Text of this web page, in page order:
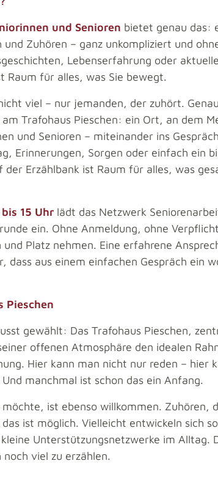
und Senioren bietet genau das:
und Zuhören – ganz unkompliziert und
Lebenserfahrung oder
Raum für alles, was Sie bewegt.
viel – nur jemanden, der zuhört.
Trafohaus Pieschen: ein Ort, an dem
und Senioren – miteinander ins
Erinnerungen, Sorgen oder einfach ein
der Erzählbank ist Raum für alles, was
15 Uhr lädt das Netzwerk
ein. Ohne Anmeldung, ohne
Platz nehmen. Eine erfahrene
dass aus einem einfachen Gespräch ein
Pieschen
gewählt: Das Trafohaus Pieschen,
offenen Atmosphäre den idealen
Hier kann man nicht nur reden – hier
manchmal ist schon das ein Anfang.
ist ebenso willkommen. Zuhören,
ist möglich. Vielleicht entwickeln sich
Unterstützungsnetzwerke im Alltag.
viel zu erzählen.